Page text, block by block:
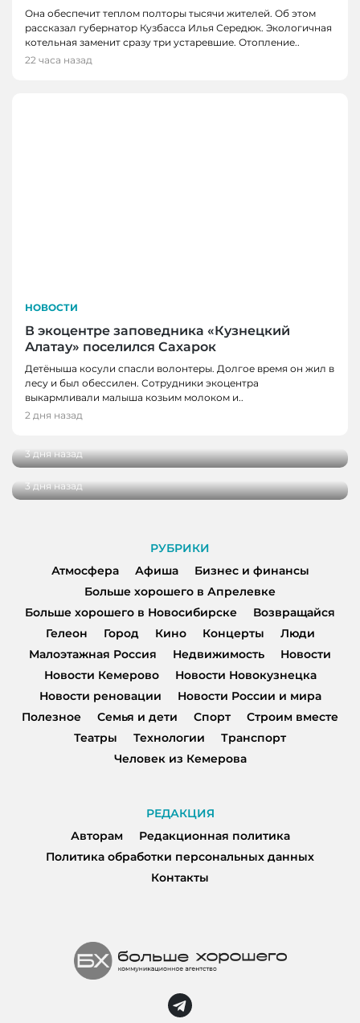
Она обеспечит теплом полторы тысячи жителей. Об этом
рассказал губернатор Кузбасса Илья Середюк. Экологичная
котельная заменит сразу три устаревшие. Отопление..
22 часа назад
НОВОСТИ
В экоцентре заповедника «Кузнецкий
Алатау» поселился Сахарок
Детёныша косули спасли волонтеры. Долгое время он жил в
лесу и был обессилен. Сотрудники экоцентра
выкармливали малыша козьим молоком и..
2 дня назад
НОВОСТИ
В Новокузнецке врачи спасли мужчину от
3 дня назад
НОВОСТИ
перед 1 сентября
3 дня назад
РУБРИКИ
Атмосфера
Афиша
Бизнес и финансы
Больше хорошего в Апрелевке
Больше хорошего в Новосибирске
Возвращайся
Гелеон
Город Кино Концерты
Люди
Малоэтажная Россия
Недвижимость
Новости
Новости Кемерово
Новости Новокузнецка
Новости реновации
Новости России и мира
Полезное
Семья и дети Спорт
Строим вместе
Театры
Технологии
Транспорт
Человек из Кемерова
РЕДАКЦИЯ
Авторам
Редакционная политика
Политика обработки персональных данных
Контакты